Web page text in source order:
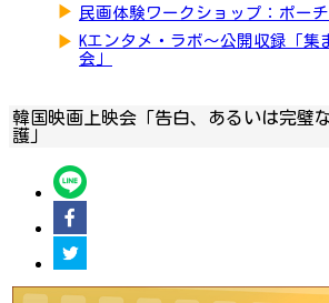
▶ 民画体験ワークショップ：ポー
▶ Kエンタメ・ラボ～公開収録「集
会」
韓国映画上映会「告白、あるいは完璧
護」